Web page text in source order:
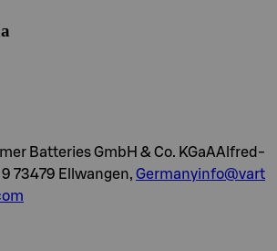
Batteries GmbH & Co. KGaAAlfred-
73479 Ellwangen, Germanyinfo@vart